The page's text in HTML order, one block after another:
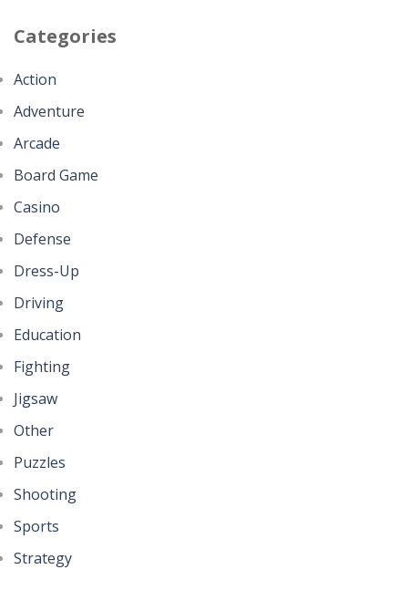
Categories
Action
Adventure
Arcade
Board Game
Casino
Defense
Dress-Up
Driving
Education
Fighting
Jigsaw
Other
Puzzles
Shooting
Sports
Strategy